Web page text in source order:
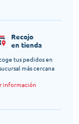
Recojo
en tienda
tus pedidos en
más cercana
información